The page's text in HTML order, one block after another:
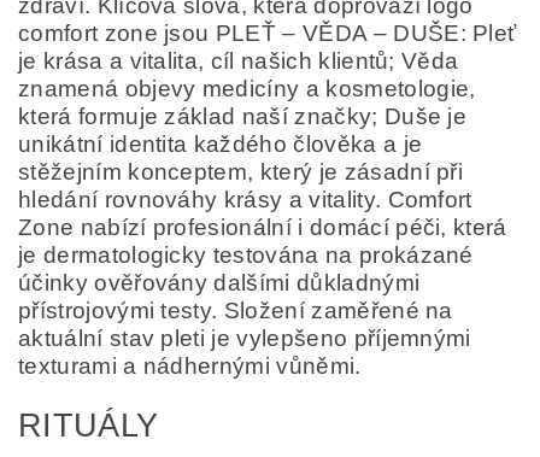
zdraví. Klíčová slova, která doprovází logo
comfort zone jsou PLEŤ – VĚDA – DUŠE: Pleť
je krása a vitalita, cíl našich klientů; Věda
znamená objevy medicíny a kosmetologie,
která formuje základ naší značky; Duše je
unikátní identita každého člověka a je
stěžejním konceptem, který je zásadní při
hledání rovnováhy krásy a vitality. Comfort
Zone nabízí profesionální i domácí péči, která
je dermatologicky testována na prokázané
účinky ověřovány dalšími důkladnými
přístrojovými testy. Složení zaměřené na
aktuální stav pleti je vylepšeno příjemnými
texturami a nádhernými vůněmi.
RITUÁLY